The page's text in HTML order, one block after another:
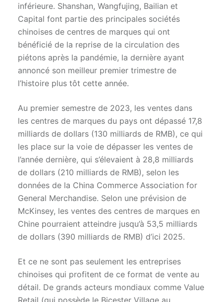
inférieure. Shanshan, Wangfujing, Bailian et
Capital font partie des principales sociétés
chinoises de centres de marques qui ont
bénéficié de la reprise de la circulation des
piétons après la pandémie, la dernière ayant
annoncé son meilleur premier trimestre de
l’histoire plus tôt cette année.
Au premier semestre de 2023, les ventes dans
les centres de marques du pays ont dépassé 17,8
milliards de dollars (130 milliards de RMB), ce qui
les place sur la voie de dépasser les ventes de
l’année dernière, qui s’élevaient à 28,8 milliards
de dollars (210 milliards de RMB), selon les
données de la China Commerce Association for
General Merchandise. Selon une prévision de
McKinsey, les ventes des centres de marques en
Chine pourraient atteindre jusqu’à 53,5 milliards
de dollars (390 milliards de RMB) d’ici 2025.
Et ce ne sont pas seulement les entreprises
chinoises qui profitent de ce format de vente au
détail. De grands acteurs mondiaux comme Value
Retail (qui possède le Bicester Village au